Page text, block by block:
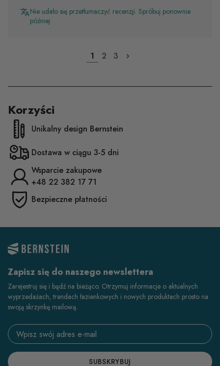
Nie udało się przetłumaczyć recenzji. Spróbuj ponownie
później
1 2 3
Korzyści
Unikalny design Bernstein
Dostawa w ciągu 3-5 dni
Wsparcie zakupowe
+48 22 382 17 71
Bezpieczne płatności
Zapisz się do naszego newslettera
Zarejestruj się i bądź na bieżąco. Otrzymuj informacje o aktualnych
wyprzedażach, trendach łazienkowych i nowych produktach prosto na
swoją skrzynkę mailową.
Email address
SUBSKRYBUJ